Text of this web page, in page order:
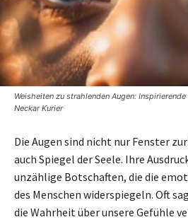
Weisheiten zu strahlenden Augen:
Neckar Kurier
Die Augen sind nicht nur Fenster
auch Spiegel der Seele. Ihre
unzählige Botschaften, die die
des Menschen widerspiegeln. Oft
die Wahrheit über unsere Gefühle